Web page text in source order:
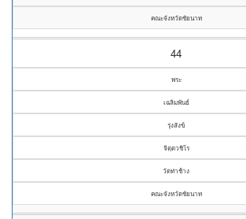
คณะจังหวัดชัยนาท
44
พระ
เฉลิมพันธ์
รุ่งสังข์
จิตฺตวชิโร
วัดท่าช้าง
คณะจังหวัดชัยนาท